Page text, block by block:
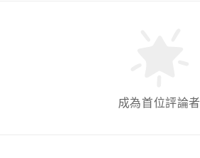
成為首位評論者